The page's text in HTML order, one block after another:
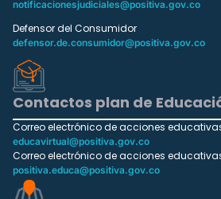
notificacionesjudiciales@positiva.gov.co
Defensor del Consumidor
defensor.de.consumidor@positiva.gov.co
Contactos plan de
Correo electrónico de acciones
educavirtual@positiva.gov.co
Correo electrónico de acciones
positiva.educa@positiva.gov.co